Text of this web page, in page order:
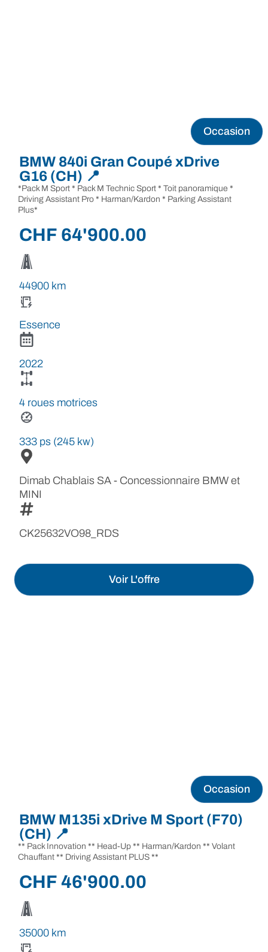
Occasion
BMW 840i Gran Coupé xDrive
G16 (CH) 📍
*Pack M Sport * Pack M Technic Sport * Toit panoramique *
Driving Assistant Pro * Harman/Kardon * Parking Assistant
Plus*
CHF 64'900.00
44900 km
Essence
2022
4 roues motrices
333 ps (245 kw)
Dimab Chablais SA - Concessionnaire BMW et
MINI
CK25632VO98_RDS
Voir L'offre
Occasion
BMW M135i xDrive M Sport (F70)
(CH) 📍
** Pack Innovation ** Head-Up ** Harman/Kardon ** Volant
Chauffant ** Driving Assistant PLUS **
CHF 46'900.00
35000 km